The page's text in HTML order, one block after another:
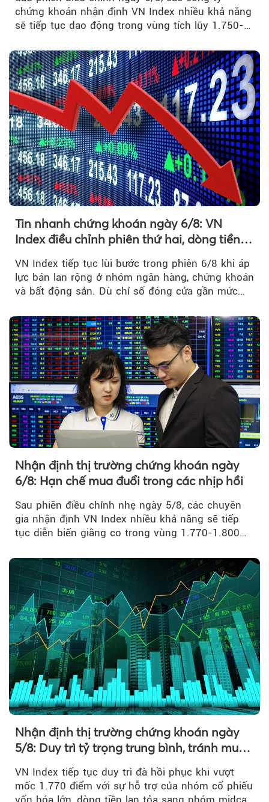
Theo
chứng khoán nhận định VN Index nhiều khả năng
sẽ tiếp tục dao động trong vùng tích lũy 1.750-
Tin nhanh chứng khoán ngày 6/8: VN
Index điều chỉnh phiên thứ hai, dòng tiền
chờ phản ứng tại vùng MA20
VN Index tiếp tục lùi bước trong phiên 6/8 khi áp
lực bán lan rộng ở nhóm ngân hàng, chứng khoán
và bất động sản. Dù chỉ số đóng cửa gần mức
Nhận định thị trường chứng khoán ngày
6/8: Hạn chế mua đuổi trong các nhịp hồi
Sau phiên điều chỉnh nhẹ ngày 5/8, các chuyên
gia nhận định VN Index nhiều khả năng sẽ tiếp
tục diễn biến giằng co trong vùng 1.770-1.800
Nhận định thị trường chứng khoán ngày
5/8: Duy trì tỷ trọng trung bình, tránh mua
VN Index tiếp tục duy trì đà hồi phục khi vượt
mốc 1.770 điểm với sự hỗ trợ của nhóm cổ phiếu